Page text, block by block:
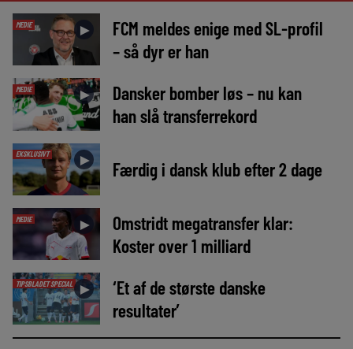
MEDIE ►
FCM meldes enige med SL-profil
– så dyr er han
MEDIE ►
Dansker bomber løs – nu kan
han slå transferrekord
EKSKLUSIVT ► Færdig i dansk klub efter 2 dage
MEDIE ►
Omstridt megatransfer klar:
Koster over 1 milliard
TIPSBLADET SPECIAL ►
‘Et af de største danske
resultater’